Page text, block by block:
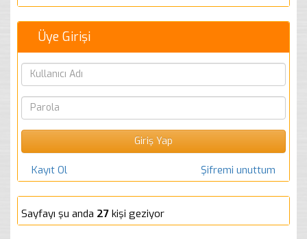
Üye Girişi
Kayıt Ol Şifremi unuttum
Sayfayı şu anda 27 kişi geziyor